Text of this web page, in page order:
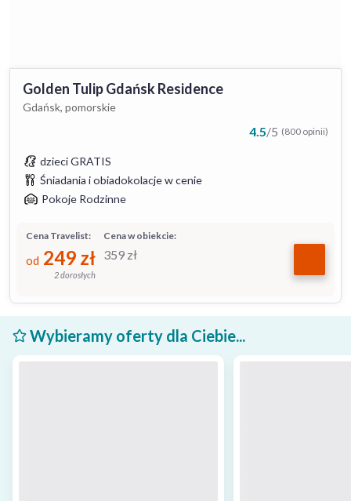
Golden Tulip Gdańsk Residence
Gdańsk, pomorskie
4.5/5 (800 opinii)
dzieci GRATIS
Śniadania i obiadokolacje w cenie
Pokoje Rodzinne
Cena w obiekcie:
359 zł
Cena Travelist:
od 249 zł
2 dorosłych
Wybieramy oferty dla Ciebie...